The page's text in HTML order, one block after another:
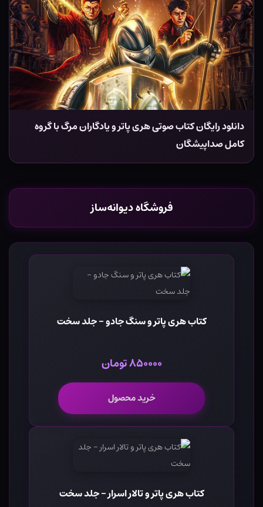
دانلود رایگان کتاب صوتی هری پاتر و یادگاران مرگ با گروه
کامل صداپیشگان
فروشگاه دیوانه‌ساز
کتاب هری پاتر و سنگ جادو - جلد سخت
۸۵۰۰۰۰ تومان
خرید محصول
کتاب هری پاتر و تالار اسرار - جلد سخت